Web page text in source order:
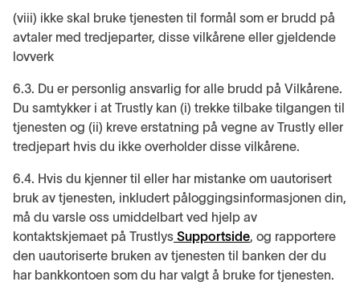
(viii) ikke skal bruke tjenesten til formål som er brudd på
avtaler med tredjeparter, disse vilkårene eller gjeldende
lovverk
6.3. Du er personlig ansvarlig for alle brudd på Vilkårene.
Du samtykker i at Trustly kan (i) trekke tilbake tilgangen til
tjenesten og (ii) kreve erstatning på vegne av Trustly eller
tredjepart hvis du ikke overholder disse vilkårene.
6.4. Hvis du kjenner til eller har mistanke om uautorisert
bruk av tjenesten, inkludert påloggingsinformasjonen din,
må du varsle oss umiddelbart ved hjelp av
kontaktskjemaet på Trustlys Supportside, og rapportere
den uautoriserte bruken av tjenesten til banken der du
har bankkontoen som du har valgt å bruke for tjenesten.